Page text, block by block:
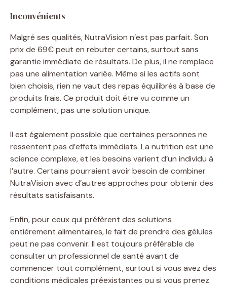
Inconvénients
Malgré ses qualités, NutraVision n’est pas parfait. Son
prix de 69€ peut en rebuter certains, surtout sans
garantie immédiate de résultats. De plus, il ne remplace
pas une alimentation variée. Même si les actifs sont
bien choisis, rien ne vaut des repas équilibrés à base de
produits frais. Ce produit doit être vu comme un
complément, pas une solution unique.
Il est également possible que certaines personnes ne
ressentent pas d’effets immédiats. La nutrition est une
science complexe, et les besoins varient d’un individu à
l’autre. Certains pourraient avoir besoin de combiner
NutraVision avec d’autres approches pour obtenir des
résultats satisfaisants.
Enfin, pour ceux qui préfèrent des solutions
entièrement alimentaires, le fait de prendre des gélules
peut ne pas convenir. Il est toujours préférable de
consulter un professionnel de santé avant de
commencer tout complément, surtout si vous avez des
conditions médicales préexistantes ou si vous prenez